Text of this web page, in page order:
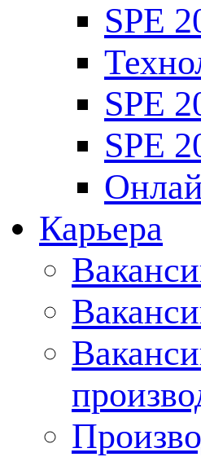
SPE
SPE
SPE
Карьера